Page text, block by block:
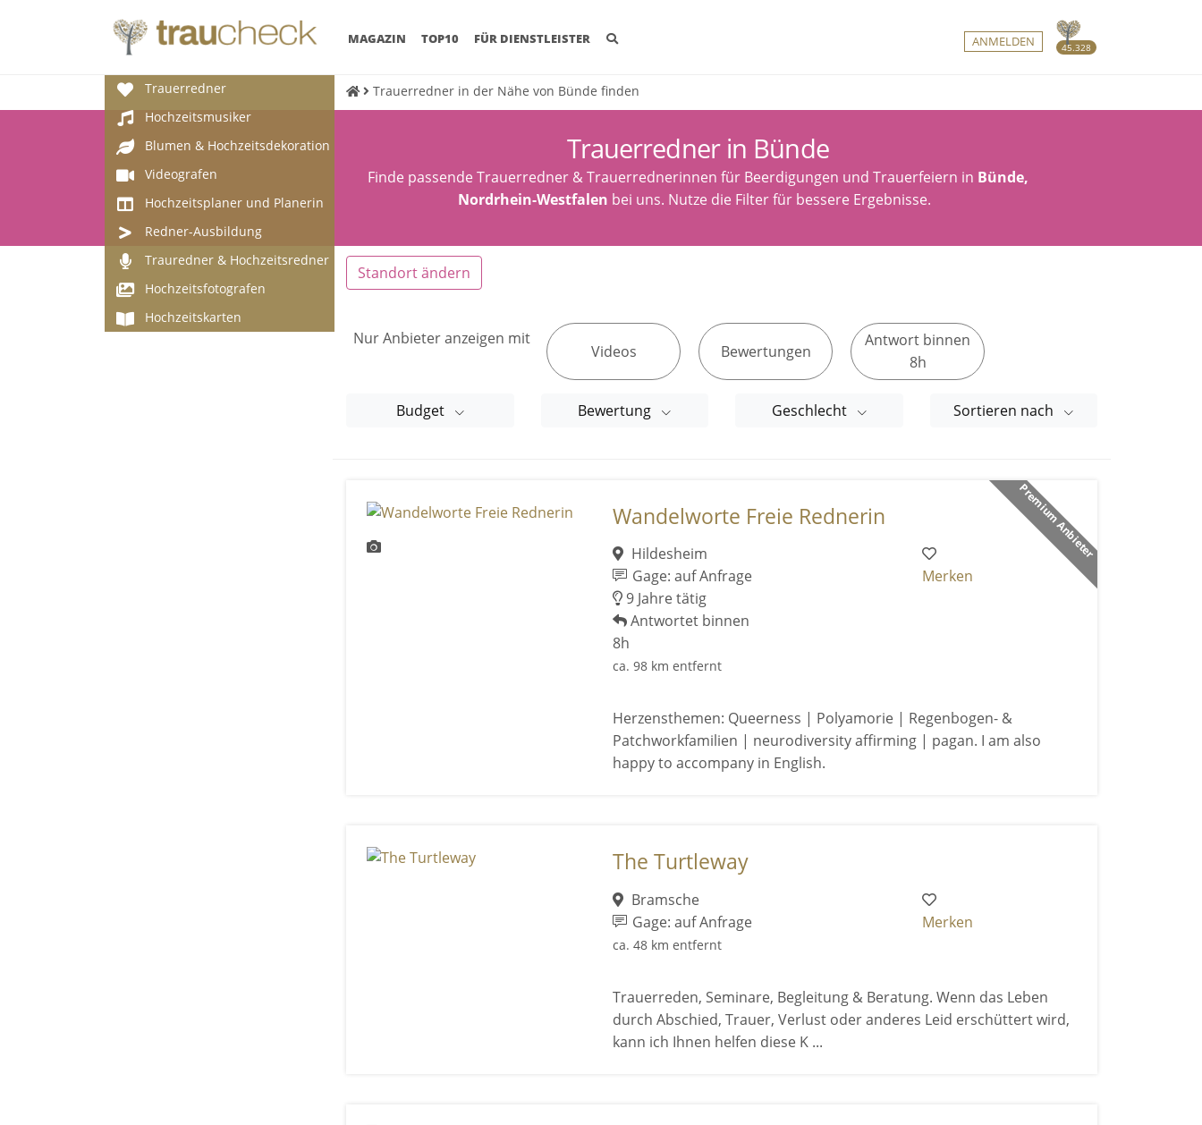
45.328
MAGAZIN (CURRENT)
TOP10 FÜR DIENSTLEISTER ANMELDEN
Trauerredner
Hochzeitsmusiker
Blumen & Hochzeitsdekoration
Videografen
Hochzeitsplaner und Planerin
Redner-Ausbildung
Trauredner & Hochzeitsredner
Hochzeitsfotografen
Hochzeitskarten
Trauerredner in der Nähe von Bünde finden
Trauerredner in Bünde
Finde passende Trauerredner & Trauerrednerinnen für Beerdigungen und Trauerfeiern in Bünde,
Nordrhein-Westfalen bei uns. Nutze die Filter für bessere Ergebnisse.
Standort ändern
Nur Anbieter anzeigen mit
Videos Bewertungen
Antwort binnen
8h
Budget Bewertung Geschlecht Sortieren nach
Premium Anbieter
Wandelworte Freie Rednerin
Hildesheim
Gage: auf Anfrage
9 Jahre tätig
Antwortet binnen
8h
ca. 98 km entfernt
Merken
Herzensthemen: Queerness | Polyamorie | Regenbogen- &
Patchworkfamilien | neurodiversity affirming | pagan. I am also
happy to accompany in English.
The Turtleway
Bramsche
Gage: auf Anfrage
ca. 48 km entfernt
Merken
Trauerreden, Seminare, Begleitung & Beratung. Wenn das Leben
durch Abschied, Trauer, Verlust oder anderes Leid erschüttert wird,
kann ich Ihnen helfen diese K ...